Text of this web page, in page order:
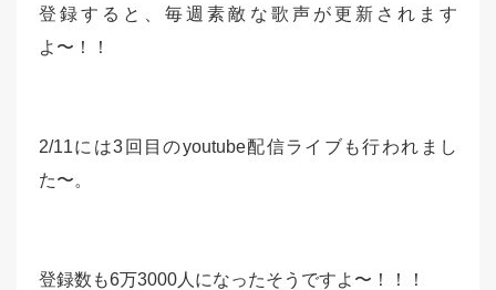
登録すると、毎週素敵な歌声が更新されます
よ〜！！
2/11には3回目のyoutube配信ライブも行われまし
た〜。
登録数も6万3000人になったそうですよ〜！！！